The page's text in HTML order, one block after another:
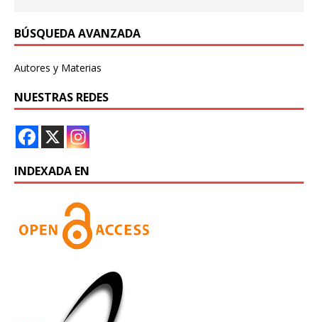
BÚSQUEDA AVANZADA
Autores y Materias
NUESTRAS REDES
INDEXADA EN